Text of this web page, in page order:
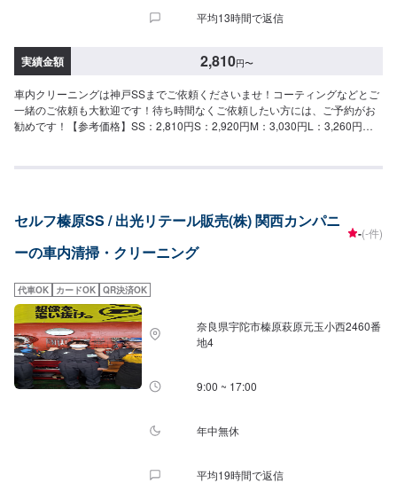
平均13時間で返信
実績金額 2,810円〜
車内クリーニングは神戸SSまでご依頼くださいませ！コーティングなどとご
一緒のご依頼も大歓迎です！待ち時間なくご依頼したい方には、ご予約がお
勧めです！【参考価格】SS：2,810円S：2,920円M：3,030円L：3,260円
セルフ榛原SS / 出光リテール販売(株) 関西カンパニ
ーの車内清掃・クリーニング
-(-件)
代車OK カードOK QR決済OK
奈良県宇陀市榛原萩原元玉小西2460番
地4
9:00 ~ 17:00
年中無休
平均19時間で返信